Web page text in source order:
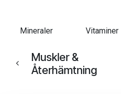
Mineraler Vitaminer
Muskler &
Återhämtning